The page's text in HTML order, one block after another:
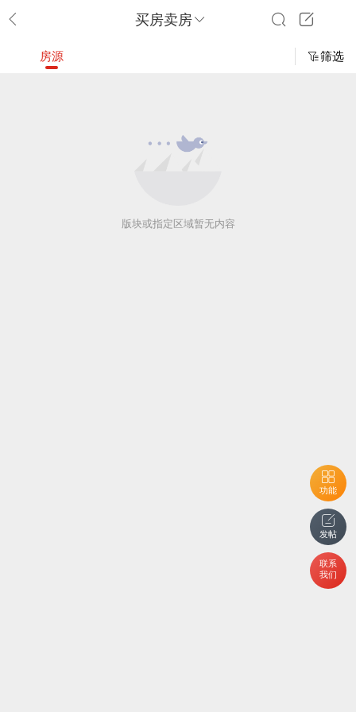
买房卖房
功能
发帖
联系
我们
房源 筛选
版块或指定区域暂无内容